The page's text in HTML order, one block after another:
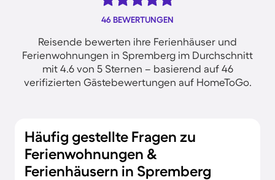
46 BEWERTUNGEN
Reisende bewerten ihre Ferienhäuser und
Ferienwohnungen in Spremberg im Durchschnitt
mit 4.6 von 5 Sternen – basierend auf 46
verifizierten Gästebewertungen auf HomeToGo.
Häufig gestellte Fragen zu
Ferienwohnungen &
Ferienhäusern in Spremberg